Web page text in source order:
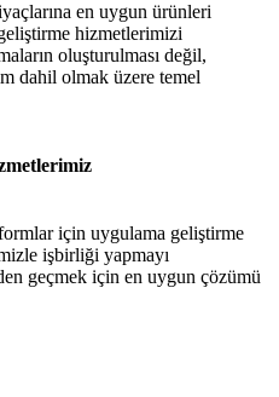
en uygun ürünleri
hizmetlerimizi
oluşturulması değil,
dahil olmak üzere temel
için uygulama geliştirme
işbirliği yapmayı
geçmek için en uygun çözümü